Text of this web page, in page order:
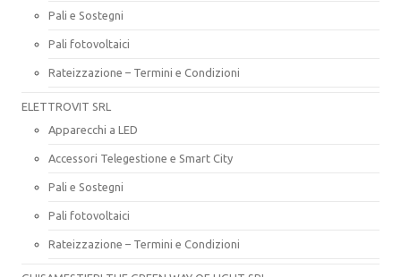
Pali e Sostegni
Pali fotovoltaici
Rateizzazione – Termini e Condizioni
ELETTROVIT SRL
Apparecchi a LED
Accessori Telegestione e Smart City
Pali e Sostegni
Pali fotovoltaici
Rateizzazione – Termini e Condizioni